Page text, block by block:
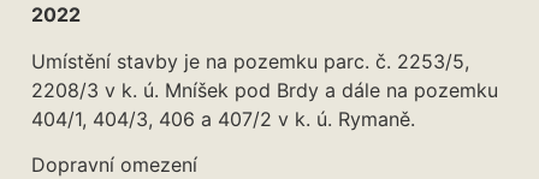
2022
Umístění stavby je na pozemku parc. č. 2253/5,
2208/3 v k. ú. Mníšek pod Brdy a dále na pozemku
404/1, 404/3, 406 a 407/2 v k. ú. Rymaně.
Dopravní omezení